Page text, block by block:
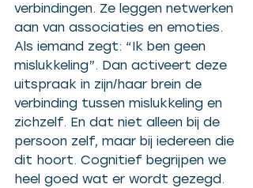
verbindingen. Ze leggen netwerken
aan van associaties en emoties.
Als iemand zegt: “Ik ben geen
mislukkeling”. Dan activeert deze
uitspraak in zijn/haar brein de
verbinding tussen mislukkeling en
zichzelf. En dat niet alleen bij de
persoon zelf, maar bij iedereen die
dit hoort. Cognitief begrijpen we
heel goed wat er wordt gezegd.